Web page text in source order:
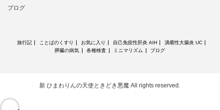
ブログ
旅行記 ことばのくすり お気に入り 自己免疫性肝炎 AIH
潰瘍性大腸炎 UC
膵臓の病気
各種検査 ミニマリズム ブログ
新 ひまわりんの天使ときどき悪魔 All rights reserved.